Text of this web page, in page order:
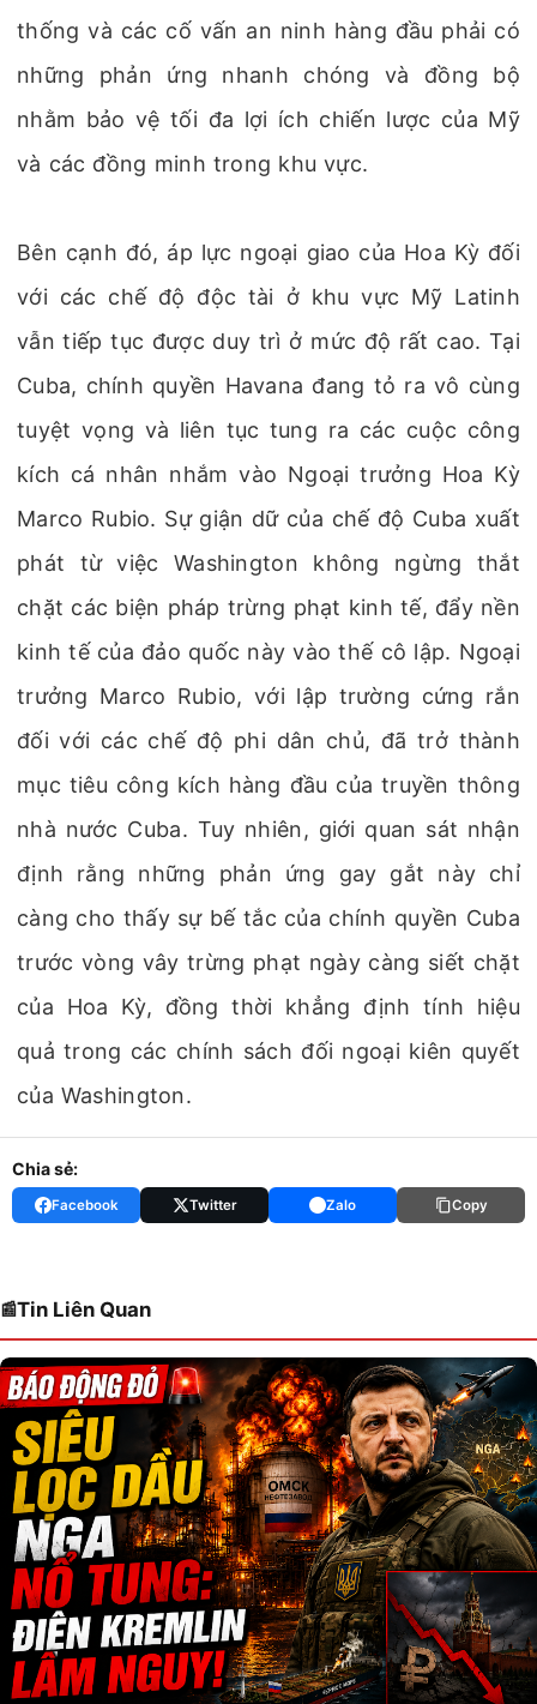
thống và các cố vấn an ninh hàng đầu phải có
những phản ứng nhanh chóng và đồng bộ
nhằm bảo vệ tối đa lợi ích chiến lược của Mỹ
và các đồng minh trong khu vực.
Bên cạnh đó, áp lực ngoại giao của Hoa Kỳ đối
với các chế độ độc tài ở khu vực Mỹ Latinh
vẫn tiếp tục được duy trì ở mức độ rất cao. Tại
Cuba, chính quyền Havana đang tỏ ra vô cùng
tuyệt vọng và liên tục tung ra các cuộc công
kích cá nhân nhắm vào Ngoại trưởng Hoa Kỳ
Marco Rubio. Sự giận dữ của chế độ Cuba xuất
phát từ việc Washington không ngừng thắt
chặt các biện pháp trừng phạt kinh tế, đẩy nền
kinh tế của đảo quốc này vào thế cô lập. Ngoại
trưởng Marco Rubio, với lập trường cứng rắn
đối với các chế độ phi dân chủ, đã trở thành
mục tiêu công kích hàng đầu của truyền thông
nhà nước Cuba. Tuy nhiên, giới quan sát nhận
định rằng những phản ứng gay gắt này chỉ
càng cho thấy sự bế tắc của chính quyền Cuba
trước vòng vây trừng phạt ngày càng siết chặt
của Hoa Kỳ, đồng thời khẳng định tính hiệu
quả trong các chính sách đối ngoại kiên quyết
của Washington.
Chia sẻ:
Facebook Twitter Zalo Copy
Tin Liên Quan